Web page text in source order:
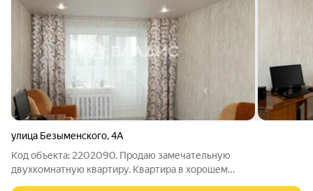
улица Безыменского,4А
Код объекта: 2202090. Продаю замечательную
двухкомнатную квартиру. Квартира в хорошем